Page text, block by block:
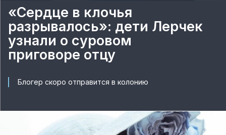
«Сердце в клочья
разрывалось»: дети Лерчек
узнали о суровом
приговоре отцу
Блогер скоро отправится в колонию